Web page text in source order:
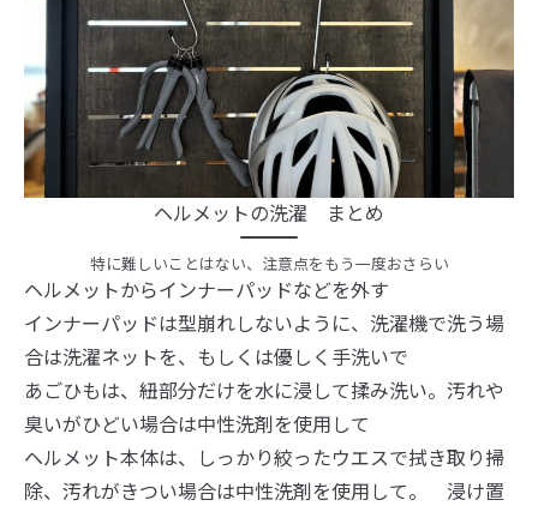
ヘルメットの洗濯 まとめ
特に難しいことはない、注意点をもう一度おさらい
ヘルメットからインナーパッドなどを外す
インナーパッドは型崩れしないように、洗濯機で洗う場
合は洗濯ネットを、もしくは優しく手洗いで
あごひもは、紐部分だけを水に浸して揉み洗い。汚れや
臭いがひどい場合は中性洗剤を使用して
ヘルメット本体は、しっかり絞ったウエスで拭き取り掃
除、汚れがきつい場合は中性洗剤を使用して。 浸け置